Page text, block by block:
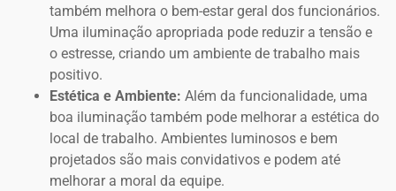
também melhora o bem-estar geral dos funcionários.
Uma iluminação apropriada pode reduzir a tensão e
o estresse, criando um ambiente de trabalho mais
positivo.
Estética e Ambiente: Além da funcionalidade, uma
boa iluminação também pode melhorar a estética do
local de trabalho. Ambientes luminosos e bem
projetados são mais convidativos e podem até
melhorar a moral da equipe.